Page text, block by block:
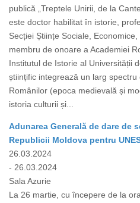
publică „Treptele Unirii, de la
este doctor habilitat în istorie,
Secției Științe Sociale, Economice,
membru de onoare a Academiei
Institutul de Istorie al Universității
științific integrează un larg
Românilor (epoca medievală și
istoria culturii și...
Adunarea Generală de dare de
Republicii Moldova pentru
26.03.2024
- 26.03.2024
Sala Azurie
La 26 martie, cu începere de la